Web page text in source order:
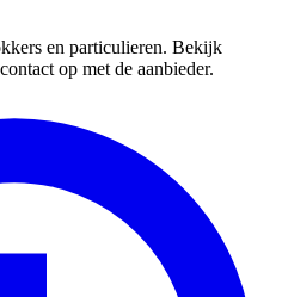
en particulieren. Bekijk
op met de aanbieder.